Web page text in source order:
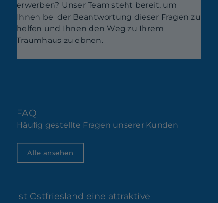
erwerben? Unser Team steht bereit, um
Ihnen bei der Beantwortung dieser Fragen zu
helfen und Ihnen den Weg zu Ihrem
Traumhaus zu ebnen.
FAQ
Häufig gestellte Fragen unserer Kunden
Alle ansehen
Ist Ostfriesland eine attraktive